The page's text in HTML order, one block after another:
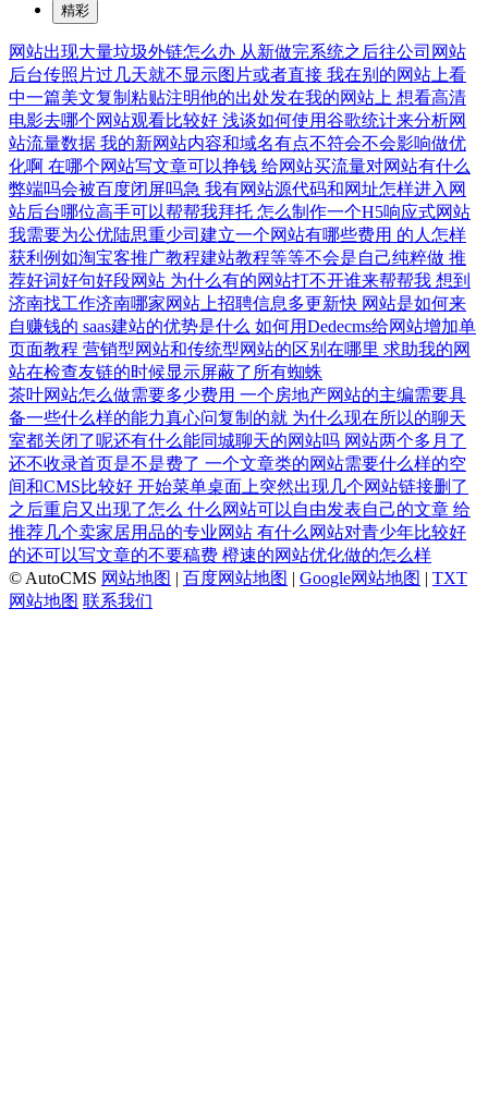
精彩
网站出现大量垃圾外链怎么办 从新做完系统之后往公司网站
后台传照片过几天就不显示图片或者直接 我在别的网站上看
中一篇美文复制粘贴注明他的出处发在我的网站上 想看高清
电影去哪个网站观看比较好 浅谈如何使用谷歌统计来分析网
站流量数据 我的新网站内容和域名有点不符会不会影响做优
化啊 在哪个网站写文章可以挣钱 给网站买流量对网站有什么
弊端吗会被百度闭屏吗急 我有网站源代码和网址怎样进入网
站后台哪位高手可以帮帮我拜托 怎么制作一个H5响应式网站
我需要为公优陆思重少司建立一个网站有哪些费用 的人怎样
获利例如淘宝客推广教程建站教程等等不会是自己纯粹做 推
荐好词好句好段网站 为什么有的网站打不开谁来帮帮我 想到
济南找工作济南哪家网站上招聘信息多更新快 网站是如何来
自赚钱的 saas建站的优势是什么 如何用Dedecms给网站增加单
页面教程 营销型网站和传统型网站的区别在哪里 求助我的网
站在检查友链的时候显示屏蔽了所有蜘蛛
茶叶网站怎么做需要多少费用 一个房地产网站的主编需要具
备一些什么样的能力真心问复制的就 为什么现在所以的聊天
室都关闭了呢还有什么能同城聊天的网站吗 网站两个多月了
还不收录首页是不是费了 一个文章类的网站需要什么样的空
间和CMS比较好 开始菜单桌面上突然出现几个网站链接删了
之后重启又出现了怎么 什么网站可以自由发表自己的文章 给
推荐几个卖家居用品的专业网站 有什么网站对青少年比较好
的还可以写文章的不要稿费 橙速的网站优化做的怎么样
© AutoCMS 网站地图 | 百度网站地图 | Google网站地图 | TXT
网站地图 联系我们